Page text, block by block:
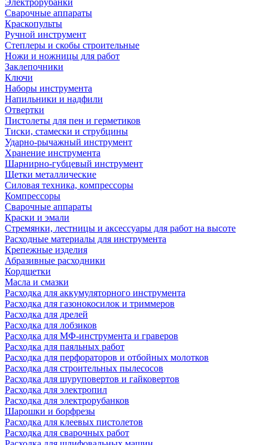
Сварочные аппараты
Краскопульты
Ручной инструмент
Степлеры и скобы строительные
Ножи и ножницы для работ
Заклепочники
Ключи
Наборы инструмента
Напильники и надфили
Отвертки
Пистолеты для пен и герметиков
Тиски, стамески и струбцины
Ударно-рычажный инструмент
Хранение инструмента
Шарнирно-губцевый инструмент
Щетки металлические
Силовая техника, компрессоры
Компрессоры
Сварочные аппараты
Краски и эмали
Стремянки, лестницы и аксессуары для работ на высоте
Расходные материалы для инструмента
Крепежные изделия
Абразивные расходники
Кордщетки
Масла и смазки
Расходка для аккумуляторного инструмента
Расходка для газонокосилок и триммеров
Расходка для дрелей
Расходка для лобзиков
Расходка для МФ-инструмента и граверов
Расходка для паяльных работ
Расходка для перфораторов и отбойных молотков
Расходка для строительных пылесоcов
Расходка для шуруповертов и гайковертов
Расходка для электропил
Расходка для электрорубанков
Шарошки и борфрезы
Расходка для клеевых пистолетов
Расходка для сварочных работ